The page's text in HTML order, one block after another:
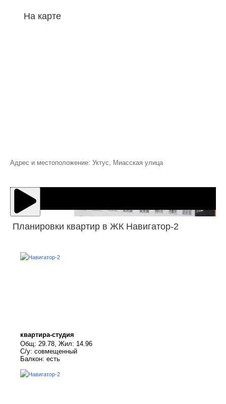
На карте
Адрес и местоположение: Уктус, Миасская улица
Планировки квартир в ЖК Навигатор-2
квартира-студия
Общ: 29.78, Жил: 14.96
С/у: совмещенный
Балкон: есть